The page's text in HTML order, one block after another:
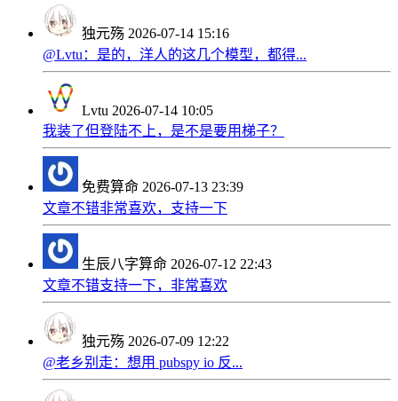
独元殇 2026-07-14 15:16
@Lvtu：是的，洋人的这几个模型，都得...
Lvtu 2026-07-14 10:05
我装了但登陆不上，是不是要用梯子？
免费算命 2026-07-13 23:39
文章不错非常喜欢，支持一下
生辰八字算命 2026-07-12 22:43
文章不错支持一下，非常喜欢
独元殇 2026-07-09 12:22
@老乡别走：想用 pubspy io 反...